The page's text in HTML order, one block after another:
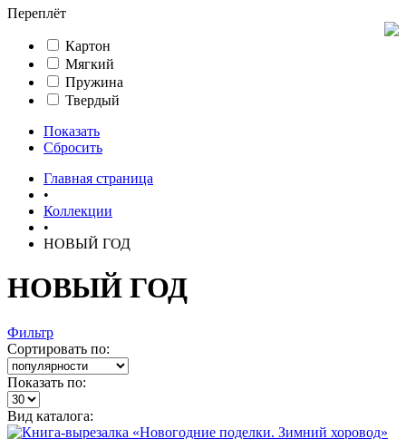
Переплёт
Картон
Мягкий
Пружина
Твердый
Показать
Сбросить
Главная страница
•
Коллекции
•
НОВЫЙ ГОД
НОВЫЙ ГОД
Фильтр
Сортировать по:
Показать по:
Вид каталога: